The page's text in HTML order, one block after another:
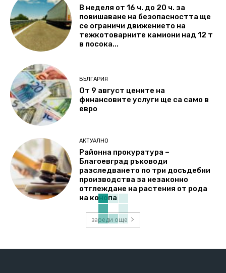
В неделя от 16 ч. до 20 ч. за
повишаване на безопасността ще
се ограничи движението на
тежкотоварните камиони над 12 т
в посока...
БЪЛГАРИЯ
От 9 август цените на
финансовите услуги ще са само в
евро
АКТУАЛНО
Районна прокуратура –
Благоевград ръководи
разследването по три досъдебни
производства за незаконно
отглеждане на растения от рода
на конопа
зареди още